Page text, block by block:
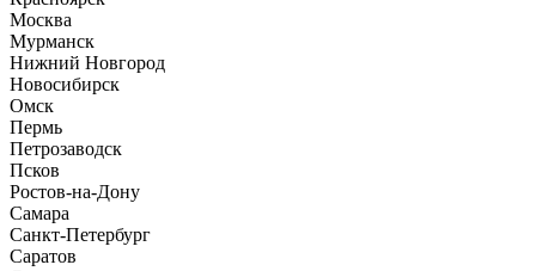
Москва
Мурманск
Нижний Новгород
Новосибирск
Омск
Пермь
Петрозаводск
Псков
Ростов-на-Дону
Самара
Санкт-Петербург
Саратов